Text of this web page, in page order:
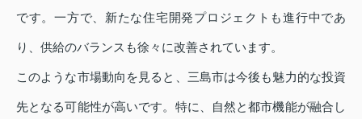
です。一方で、新たな住宅開発プロジェクトも進行中であ
り、供給のバランスも徐々に改善されています。
このような市場動向を見ると、三島市は今後も魅力的な投資
先となる可能性が高いです。特に、自然と都市機能が融合し